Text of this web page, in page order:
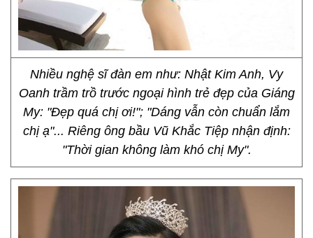
Nhiều nghệ sĩ đàn em như: Nhật Kim Anh, Vy
Oanh trầm trồ trước ngoại hình trẻ đẹp của Giáng
My: "Đẹp quá chị ơi!"; "Dáng vẫn còn chuẩn lắm
chị ạ"... Riêng ông bầu Vũ Khắc Tiệp nhận định:
"Thời gian không làm khó chị My".